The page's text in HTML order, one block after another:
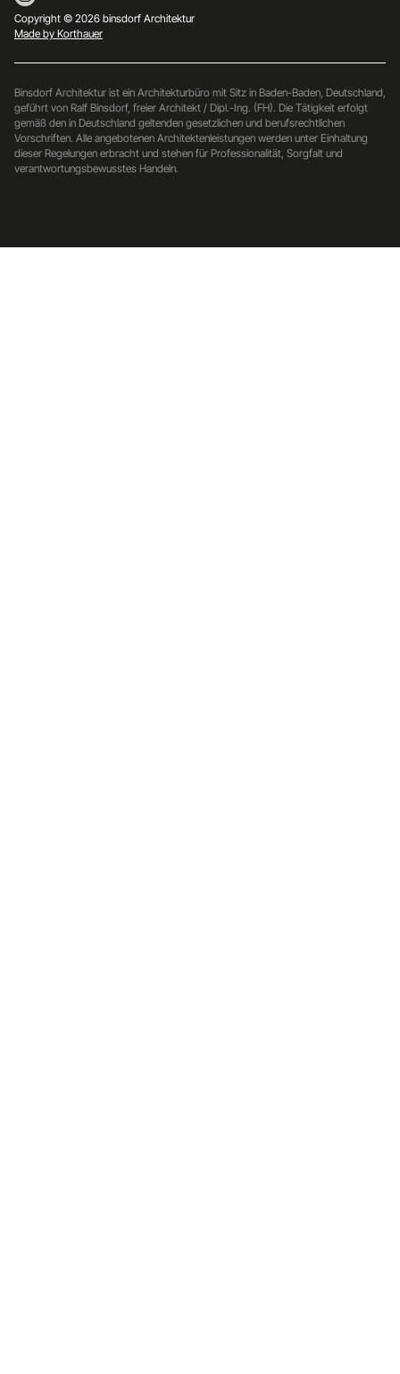
Copyright © 2026 binsdorf Architektur
Made by Korthauer
Binsdorf Architektur ist ein Architekturbüro mit Sitz in Baden-Baden, Deutschland,
geführt von Ralf Binsdorf, freier Architekt / Dipl.-Ing. (FH). Die Tätigkeit erfolgt
gemäß den in Deutschland geltenden gesetzlichen und berufsrechtlichen
Vorschriften. Alle angebotenen Architektenleistungen werden unter Einhaltung
dieser Regelungen erbracht und stehen für Professionalität, Sorgfalt und
verantwortungsbewusstes Handeln.